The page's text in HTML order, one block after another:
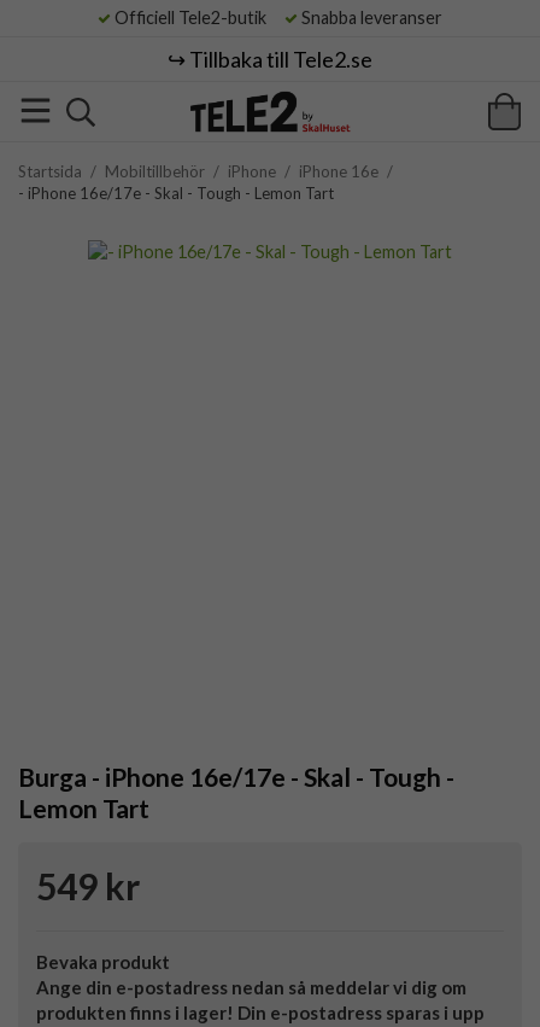
Officiell Tele2-butik Snabba leveranser
↪️ Tillbaka till Tele2.se
Startsida / Mobiltillbehör / iPhone / iPhone 16e /
- iPhone 16e/17e - Skal - Tough - Lemon Tart
Burga - iPhone 16e/17e - Skal - Tough -
Lemon Tart
549 kr
Bevaka produkt
Ange din e-postadress nedan så meddelar vi dig om
produkten finns i lager! Din e-postadress sparas i upp